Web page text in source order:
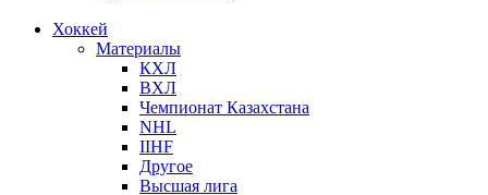
Хоккей
Материалы
КХЛ
ВХЛ
Чемпионат Казахстана
NHL
IIHF
Другое
Высшая лига